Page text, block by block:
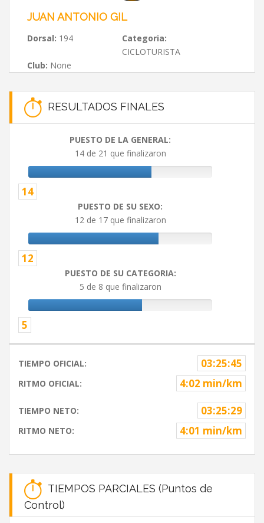
JUAN ANTONIO GIL
Dorsal: 194
Categoria:
CICLOTURISTA
Club: None
RESULTADOS FINALES
PUESTO DE LA GENERAL:
14 de 21 que finalizaron
14
PUESTO DE SU SEXO:
12 de 17 que finalizaron
12
PUESTO DE SU CATEGORIA:
5 de 8 que finalizaron
5
TIEMPO OFICIAL: 03:25:45
RITMO OFICIAL: 4:02 min/km
TIEMPO NETO: 03:25:29
RITMO NETO: 4:01 min/km
TIEMPOS PARCIALES (Puntos de
Control)